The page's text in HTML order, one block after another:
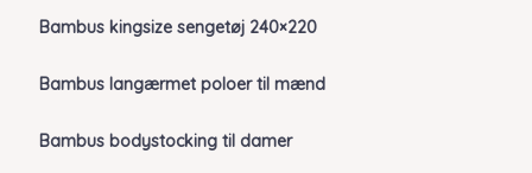
Bambus kingsize sengetøj 240×220
Bambus langærmet poloer til mænd
Bambus bodystocking til damer